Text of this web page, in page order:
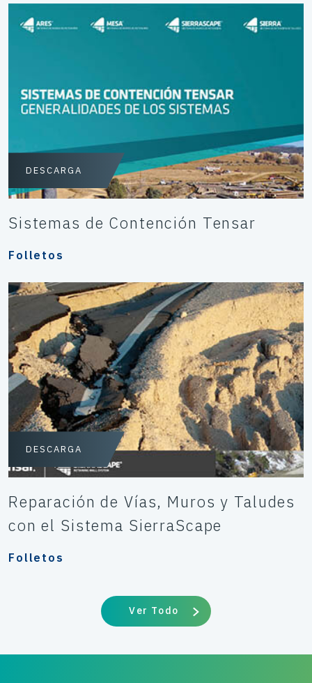
DESCARGA
Sistemas de Contención Tensar
Folletos
DESCARGA
Reparación de Vías, Muros y Taludes
con el Sistema SierraScape
Folletos
Ver Todo